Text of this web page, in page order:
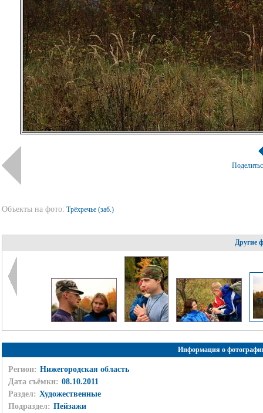
Объекты на фото: Трёхречье (заб.)
Другие
Информация о
Регион: Нижегородская область
Дата съёмки: 08.10.2011
Раздел: Художественные
Подраздел: Пейзажи